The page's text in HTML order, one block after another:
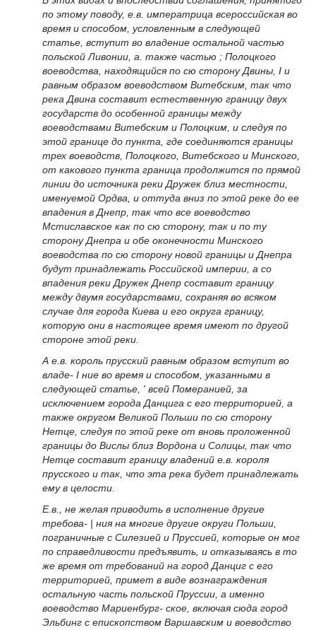
по этому поводу, е.в. императрица всероссийская во
время и способом, условленным в следующей
статье, вступит во владение остальной частью
польской Ливонии, а. также частью ; Полоцкого
воеводства, находящийся по сю сторону Двины, I и
равным образом воеводством Витебским, так что
река Двина составит естественную границу двух
государств до особенной границы между
воеводствами Витебским и Полоцким, и следуя по
этой границе до пункта, где соединяются границы
трех воеводств, Полоцкого, Витебского и Минского,
от какового пункта граница продолжится по прямой
линии до источника реки Дружек близ местности,
именуемой Ордва, и оттуда вниз по этой реке до ее
впадения в Днепр, так что все воеводство
Мстиславское как по сю сторону, так и по ту
сторону Днепра и обе оконечности Минского
воеводства по сю сторону новой границы и Днепра
будут принадлежать Российской империи, а со
впадения реки Дружек Днепр составит границу
между двумя государствами, сохраняя во всяком
случае для города Киева и его округа границу,
которую они в настоящее время имеют по другой
стороне этой реки.
А е.в. король прусский равным образом вступит во
владе- I ние во время и способом, указанными в
следующей статье, ' всей Померанией, за
исключением города Данцига с его территорией, а
также округом Великой Польши по сю сторону
Нетце, следуя по этой реке от вновь проложенной
границы до Вислы близ Вордона и Солицы, так что
Нетце составит границу владений е.в. короля
прусского и так, что эта река будет принадлежать
ему в целости.
Е.в., не желая приводить в исполнение другие
требова- | ния на многие другие округи Польши,
пограничные с Силезией и Пруссией, которые он мог
по справедливости предъявить, и отказываясь в то
же время от требований на город Данциг с его
территорией, примет в виде вознаграждения
остальную часть польской Пруссии, а именно
воеводство Мариенбург- ское, включая сюда город
Эльбинг с епископством Варшавским и воеводство